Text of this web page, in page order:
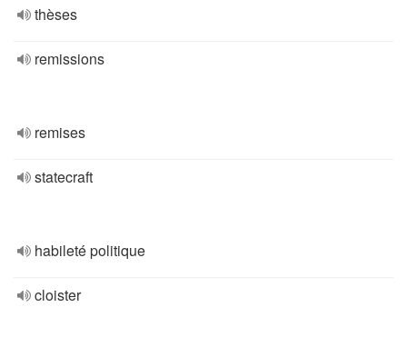
thèses
remissions
remises
statecraft
habileté politique
cloister